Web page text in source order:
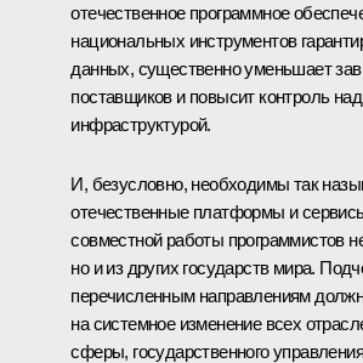
отечественное программное
национальных инструментов
данных, существенно уменьшает
поставщиков и повысит контроль
инфраструктурой.
И, безусловно, необходимы так
отечественные платформы и
совместной работы программистов
но и из других государств мира.
перечисленным направлениям
на системное изменение всех
сферы, государственного